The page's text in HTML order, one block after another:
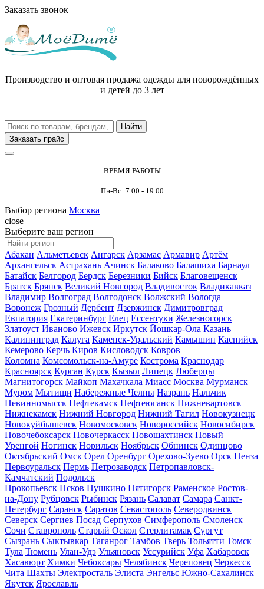
Заказать звонок
Производство и оптовая продажа одежды для новорождённых
и детей до 3 лет
Заказать прайс
ВРЕМЯ РАБОТЫ:
Пн-Вс: 7.00 - 19.00
Выбор региона Москва
close
Выберите ваш регион
Абакан Альметьевск Ангарск Арзамас Армавир Артём
Архангельск Астрахань Ачинск Балаково Балашиха Барнаул
Батайск Белгород Бердск Березники Бийск Благовещенск
Братск Брянск Великий Новгород Владивосток Владикавказ
Владимир Волгоград Волгодонск Волжский Вологда
Воронеж Грозный Дербент Дзержинск Димитровград
Евпатория Екатеринбург Елец Ессентуки Железногорск
Златоуст Иваново Ижевск Иркутск Йошкар-Ола Казань
Калининград Калуга Каменск-Уральский Камышин Каспийск
Кемерово Керчь Киров Кисловодск Ковров
Коломна Комсомольск-на-Амуре Кострома Краснодар
Красноярск Курган Курск Кызыл Липецк Люберцы
Магнитогорск Майкоп Махачкала Миасс Москва Мурманск
Муром Мытищи Набережные Челны Назрань Нальчик
Невинномысск Нефтекамск Нефтеюганск Нижневартовск
Нижнекамск Нижний Новгород Нижний Тагил Новокузнецк
Новокуйбышевск Новомосковск Новороссийск Новосибирск
Новочебоксарск Новочеркасск Новошахтинск Новый
Уренгой Ногинск Норильск Ноябрьск Обнинск Одинцово
Октябрьский Омск Орел Оренбург Орехово-Зуево Орск Пенза
Первоуральск Пермь Петрозаводск Петропавловск-
Камчатский Подольск
Прокопьевск Псков Пушкино Пятигорск Раменское Ростов-
на-Дону Рубцовск Рыбинск Рязань Салават Самара Санкт-
Петербург Саранск Саратов Севастополь Северодвинск
Северск Сергиев Посад Серпухов Симферополь Смоленск
Сочи Ставрополь Старый Оскол Стерлитамак Сургут
Сызрань Сыктывкар Таганрог Тамбов Тверь Тольятти Томск
Тула Тюмень Улан-Удэ Ульяновск Уссурийск Уфа Хабаровск
Хасавюрт Химки Чебоксары Челябинск Череповец Черкесск
Чита Шахты Электросталь Элиста Энгельс Южно-Сахалинск
Якутск Ярославль